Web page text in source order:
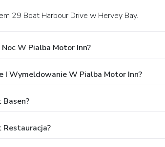
29 Boat Harbour Drive w Hervey Bay.
W Pialba Motor Inn?
I Wymeldowanie W Pialba Motor Inn?
Basen?
Restauracja?